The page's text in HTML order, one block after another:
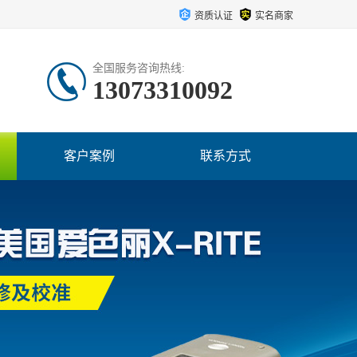
资质认证 实名商家
全国服务咨询热线:
13073310092
客户案例 联系方式